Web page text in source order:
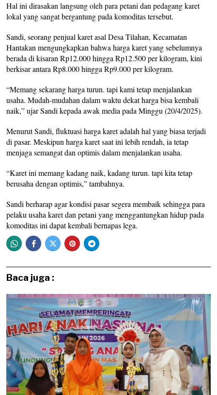
Hal ini dirasakan langsung oleh para petani dan pedagang karet
lokal yang sangat bergantung pada komoditas tersebut.
Sandi, seorang penjual karet asal Desa Tilahan, Kecamatan
Hantakan mengungkapkan bahwa harga karet yang sebelumnya
berada di kisaran Rp12.000 hingga Rp12.500 per kilogram, kini
berkisar antara Rp8.000 hingga Rp9.000 per kilogram.
“Memang sekarang harga turun. tapi kami tetap menjalankan
usaha. Mudah-mudahan dalam waktu dekat harga bisa kembali
naik,” ujar Sandi kepada awak media pada Minggu (20/4/2025).
Menurut Sandi, fluktuasi harga karet adalah hal yang biasa terjadi
di pasar. Meskipun harga karet saat ini lebih rendah, ia tetap
menjaga semangat dan optimis dalam menjalankan usaha.
“Karet ini memang kadang naik, kadang turun. tapi kita tetap
berusaha dengan optimis,” tambahnya.
Sandi berharap agar kondisi pasar segera membaik sehingga para
pelaku usaha karet dan petani yang menggantungkan hidup pada
komoditas ini dapat kembali bernapas lega.
Baca juga :